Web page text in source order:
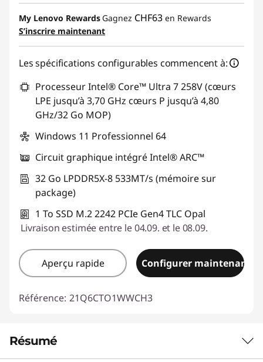
Bons de réduction en ligne :-CHF 555.80
Code de réduction :
My Lenovo Rewards Gagnez CHF63 en Rewards
S’inscrire maintenant
Les spécifications configurables commencent à:
Processeur Intel® Core™ Ultra 7 258V (cœurs
LPE jusqu’à 3,70 GHz cœurs P jusqu’à 4,80
GHz/32 Go MOP)
Windows 11 Professionnel 64
Circuit graphique intégré Intel® ARC™
32 Go LPDDR5X-8 533MT/s (mémoire sur
package)
1 To SSD M.2 2242 PCIe Gen4 TLC Opal
Livraison estimée entre le 04.09. et le 08.09.
Aperçu rapide Configurer maintenant
Référence: 21Q6CTO1WWCH3
Résumé